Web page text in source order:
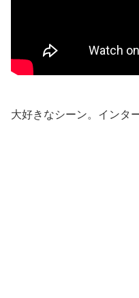
大好きなシーン。インタ